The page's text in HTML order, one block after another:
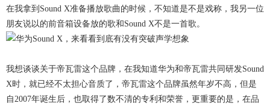
在我拿到Sound X准备播放歌曲的时候，不知道是不是戏称，我另一位
朋友说以的前音箱设备放的歌和Sound X不是一首歌。
我想谈谈关于帝瓦雷这个品牌，在我知道华为和帝瓦雷共同研发Sound
X时，就已经不太担心音质了，帝瓦雷这个品牌虽然年岁不高，但是
自2007年诞生后，也取得了数不清的专利和荣誉，更重要的是，在品